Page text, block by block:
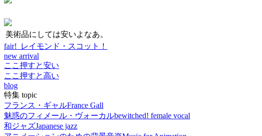
美術品にしては安いよなあ。
fair! レイモンド・スコット！
new arrival
ここ押すと安い
ここ押すと高い
blog
特集 topic
フランス・ギャルFrance Gall
魅惑のフィメール・ヴォーカルbewitched! female vocal
和ジャズJapanese jazz